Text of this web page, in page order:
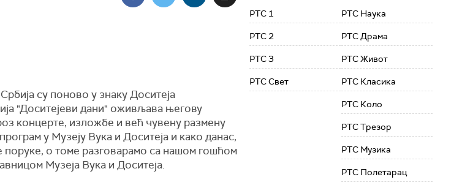
су поново у знаку Доситеја
"Доситејеви дани" оживљава његову
концерте, изложбе и већ чувену размену
у Музеју Вука и Доситеја и како данас,
о томе разговарамо са нашом гошћом
Музеја Вука и Доситеја.
РТС 1
РТС 2
РТС 3
РТС Свет
РТС Наука
РТС Драма
РТС Живот
РТС Класика
РТС Коло
РТС Трезор
РТС Музика
РТС Полетарац